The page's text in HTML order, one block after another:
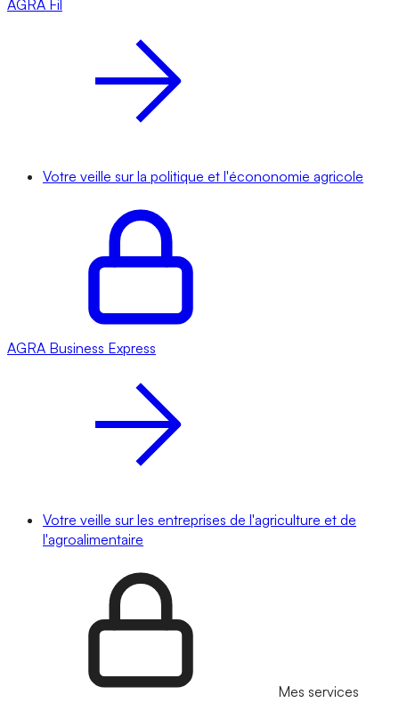
AGRA Fil
Votre veille sur la politique et l'écononomie agricole
AGRA Business Express
Votre veille sur les entreprises de l'agriculture et de
l'agroalimentaire
Mes services